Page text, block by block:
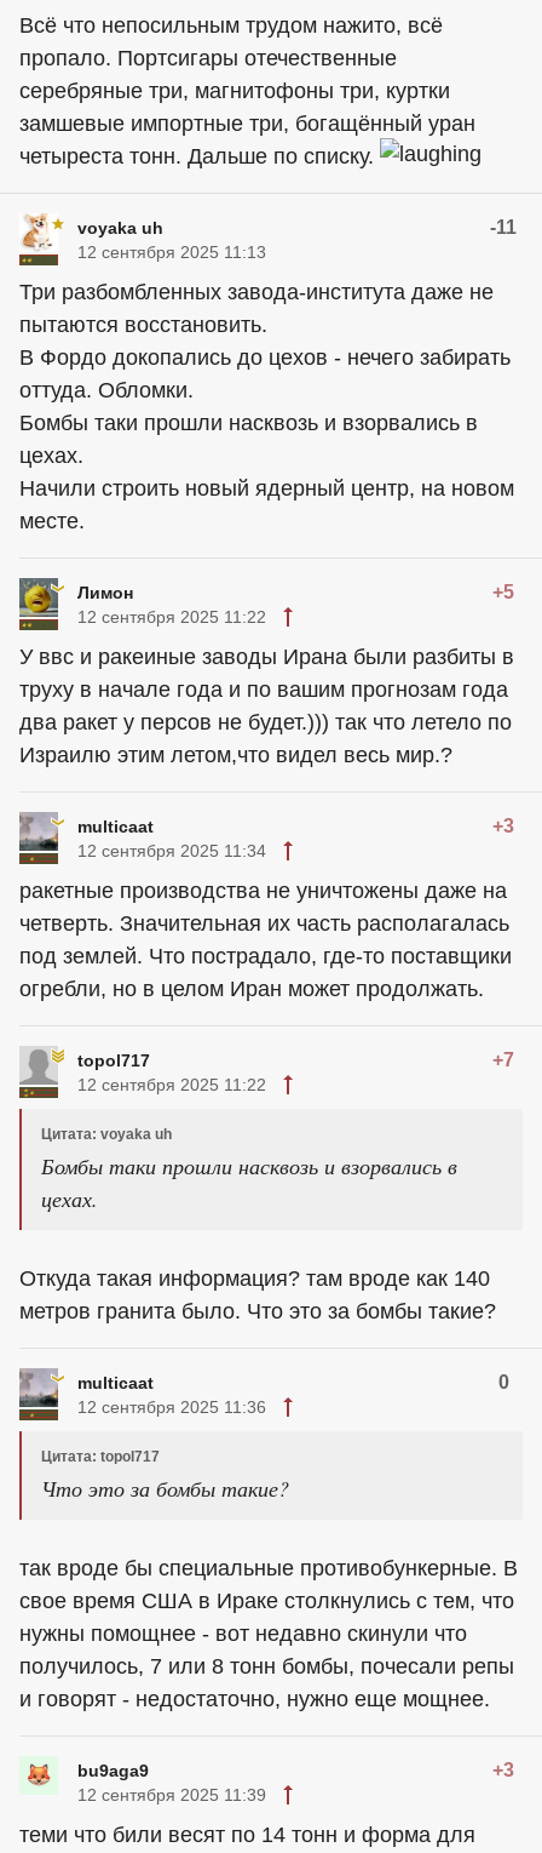
Всё что непосильным трудом нажито, всё
пропало. Портсигары отечественные
серебряные три, магнитофоны три, куртки
замшевые импортные три, богащённый уран
четыреста тонн. Дальше по списку.
voyaka uh -11
12 сентября 2025 11:13
Три разбомбленных завода-института даже не
пытаются восстановить.
В Фордо докопались до цехов - нечего забирать
оттуда. Обломки.
Бомбы таки прошли насквозь и взорвались в
цехах.
Начили строить новый ядерный центр, на новом
месте.
Лимон +5
12 сентября 2025 11:22
У ввс и ракеиные заводы Ирана были разбиты в
труху в начале года и по вашим прогнозам года
два ракет у персов не будет.))) так что летело по
Израилю этим летом,что видел весь мир.?
multicaat +3
12 сентября 2025 11:34
ракетные производства не уничтожены даже на
четверть. Значительная их часть располагалась
под землей. Что пострадало, где-то поставщики
огребли, но в целом Иран может продолжать.
topol717 +7
12 сентября 2025 11:22
Цитата: voyaka uh
Бомбы таки прошли насквозь и взорвались в
цехах.
Откуда такая информация? там вроде как 140
метров гранита было. Что это за бомбы такие?
multicaat 0
12 сентября 2025 11:36
Цитата: topol717
Что это за бомбы такие?
так вроде бы специальные противобункерные. В
свое время США в Ираке столкнулись с тем, что
нужны помощнее - вот недавно скинули что
получилось, 7 или 8 тонн бомбы, почесали репы
и говорят - недостаточно, нужно еще мощнее.
bu9aga9 +3
12 сентября 2025 11:39
теми что били весят по 14 тонн и форма для